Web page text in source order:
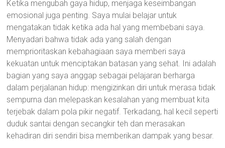
Ketika mengubah gaya hidup, menjaga keseimbangan
emosional juga penting. Saya mulai belajar untuk
mengatakan tidak ketika ada hal yang membebani saya.
Menyadari bahwa tidak ada yang salah dengan
memprioritaskan kebahagiaan saya memberi saya
kekuatan untuk menciptakan batasan yang sehat. Ini adalah
bagian yang saya anggap sebagai pelajaran berharga
dalam perjalanan hidup: mengizinkan diri untuk merasa tidak
sempurna dan melepaskan kesalahan yang membuat kita
terjebak dalam pola pikir negatif. Terkadang, hal kecil seperti
duduk santai dengan secangkir teh dan merasakan
kehadiran diri sendiri bisa memberikan dampak yang besar.